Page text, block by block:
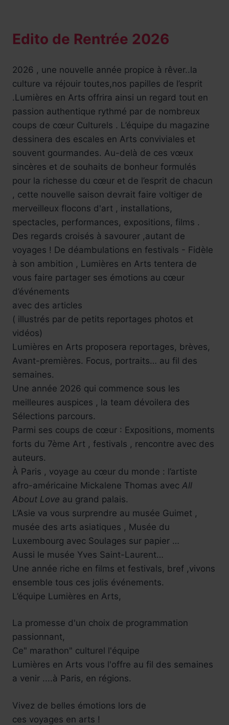
Edito de Rentrée 2026
2026 , une nouvelle année propice à rêver..la
culture va réjouir toutes,nos papilles de l’esprit
.Lumières en Arts offrira ainsi un regard tout en
passion authentique rythmé par de nombreux
coups de cœur Culturels . L’équipe du magazine
dessinera des escales en Arts conviviales et
souvent gourmandes. Au-delà de ces vœux
sincères et de souhaits de bonheur formulés
pour la richesse du cœur et de l’esprit de chacun
, cette nouvelle saison devrait faire voltiger de
merveilleux flocons d'art , installations,
spectacles, performances, expositions, films .
Des regards croisés à savourer ,autant de
voyages ! De déambulations en festivals - Fidèle
à son ambition , Lumières en Arts tentera de
vous faire partager ses émotions au cœur
d’événements
avec des articles
( illustrés par de petits reportages photos et
vidéos)
Lumières en Arts proposera reportages, brèves,
Avant-premières. Focus, portraits… au fil des
semaines.
Une année 2026 qui commence sous les
meilleures auspices , la team dévoilera des
Sélections parcours.
Parmi ses coups de cœur : Expositions, moments
forts du 7ème Art , festivals , rencontre avec des
auteurs.
À Paris , voyage au cœur du monde : l’artiste
afro-américaine Mickalene Thomas avec All
About Love au grand palais.
L’Asie va vous surprendre au musée Guimet ,
musée des arts asiatiques , Musée du
Luxembourg avec Soulages sur papier …
Aussi le musée Yves Saint-Laurent…
Une année riche en films et festivals, bref ,vivons
ensemble tous ces jolis événements.
L’équipe Lumières en Arts,
La promesse d'un choix de programmation
passionnant,
Ce" marathon" culturel l'équipe
Lumières en Arts vous l'offre au fil des semaines
a venir ....à Paris, en régions.
Vivez de belles émotions lors de
ces voyages en arts !